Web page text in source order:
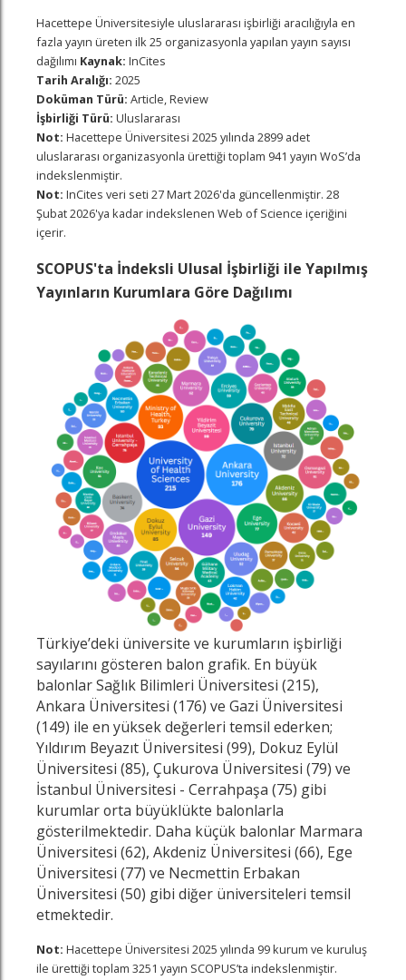
Hacettepe Üniversitesiyle uluslararası işbirliği aracılığıyla en
fazla yayın üreten ilk 25 organizasyonla yapılan yayın sayısı
dağılımı Kaynak: InCites
Tarih Aralığı: 2025
Doküman Türü: Article, Review
İşbirliği Türü: Uluslararası
Not: Hacettepe Üniversitesi 2025 yılında 2899 adet
uluslararası organizasyonla ürettiği toplam 941 yayın WoS’da
indekslenmiştir.
Not: InCites veri seti 27 Mart 2026'da güncellenmiştir. 28
Şubat 2026'ya kadar indekslenen Web of Science içeriğini
içerir.
SCOPUS'ta İndeksli Ulusal İşbirliği ile Yapılmış
Yayınların Kurumlara Göre Dağılımı
Türkiye’deki üniversite ve kurumların işbirliği
sayılarını gösteren balon grafik. En büyük
balonlar Sağlık Bilimleri Üniversitesi (215),
Ankara Üniversitesi (176) ve Gazi Üniversitesi
(149) ile en yüksek değerleri temsil ederken;
Yıldırım Beyazıt Üniversitesi (99), Dokuz Eylül
Üniversitesi (85), Çukurova Üniversitesi (79) ve
İstanbul Üniversitesi - Cerrahpaşa (75) gibi
kurumlar orta büyüklükte balonlarla
gösterilmektedir. Daha küçük balonlar Marmara
Üniversitesi (62), Akdeniz Üniversitesi (66), Ege
Üniversitesi (77) ve Necmettin Erbakan
Üniversitesi (50) gibi diğer üniversiteleri temsil
etmektedir.
Not: Hacettepe Üniversitesi 2025 yılında 99 kurum ve kuruluş
ile ürettiği toplam 3251 yayın SCOPUS’ta indekslenmiştir.